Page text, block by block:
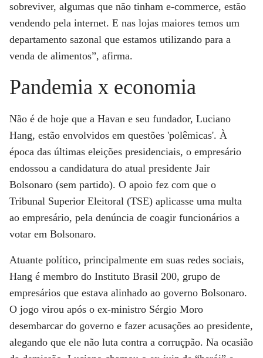
sobreviver, algumas que não tinham e-commerce, estão
vendendo pela internet. E nas lojas maiores temos um
departamento sazonal que estamos utilizando para a
venda de alimentos”, afirma.
Pandemia x economia
Não é de hoje que a Havan e seu fundador, Luciano
Hang, estão envolvidos em questões 'polêmicas'. À
época das últimas eleições presidenciais, o empresário
endossou a candidatura do atual presidente Jair
Bolsonaro (sem partido). O apoio fez com que o
Tribunal Superior Eleitoral (TSE) aplicasse uma multa
ao empresário, pela denúncia de coagir funcionários a
votar em Bolsonaro.
Atuante político, principalmente em suas redes sociais,
Hang é membro do Instituto Brasil 200, grupo de
empresários que estava alinhado ao governo Bolsonaro.
O jogo virou após o ex-ministro Sérgio Moro
desembarcar do governo e fazer acusações ao presidente,
alegando que ele não luta contra a corruçpão. Na ocasião